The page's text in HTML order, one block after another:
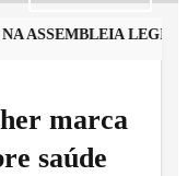
marca
saúde